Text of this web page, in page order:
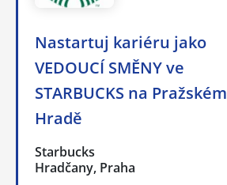
Nastartuj kariéru jako
VEDOUCÍ SMĚNY ve
STARBUCKS na Pražském
Hradě
Starbucks
Hradčany, Praha